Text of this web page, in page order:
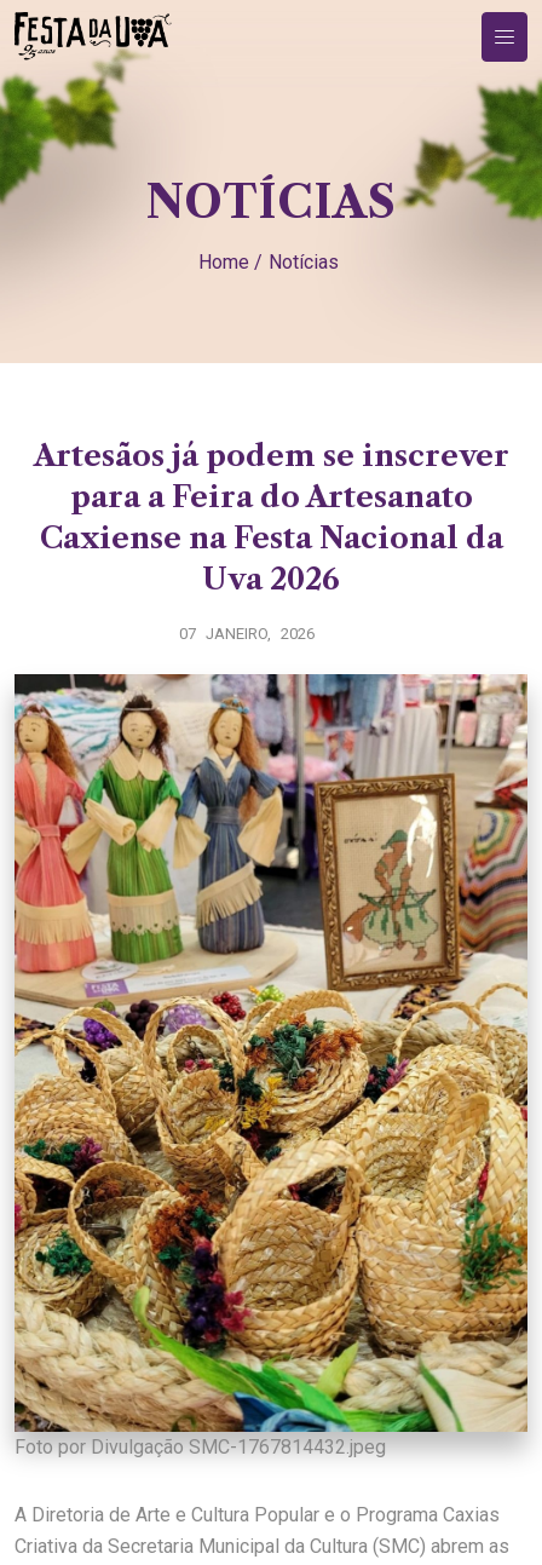
NOTÍCIAS
Home / Notícias
Artesãos já podem se inscrever
para a Feira do Artesanato
Caxiense na Festa Nacional da
Uva 2026
07 JANEIRO, 2026
Foto por Divulgação SMC-1767814432.jpeg
A Diretoria de Arte e Cultura Popular e o Programa Caxias
Criativa da Secretaria Municipal da Cultura (SMC) abrem as